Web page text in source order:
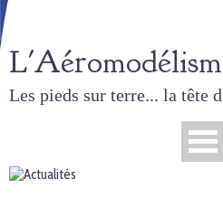
Les pieds sur terre... la tête